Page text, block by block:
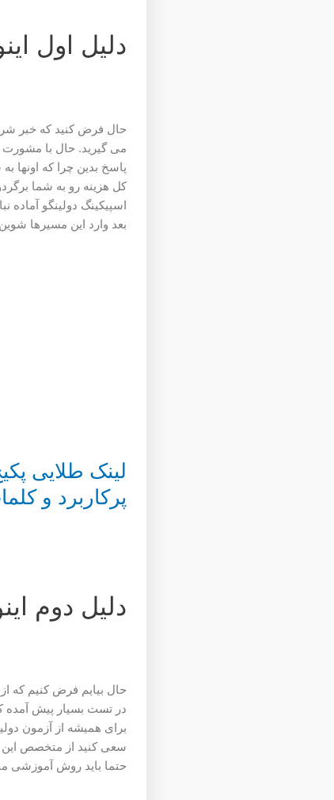
دلیل اول
حال فرض کنید که خبر
می گیرید. حال با مشورت
پاسخ بدین چرا که اونها
کل هزینه رو به شما
اسپیکینگ دولینگو آماده
بعد وارد این مسیرها
لینک طلایی
پرکاربرد و
دلیل دوم
حال بیایم فرض کنیم که
در تست بسیار پیش آمده
برای همیشه از آزمون
سعی کنید از متخصص این
حتما باید روش آموزشی